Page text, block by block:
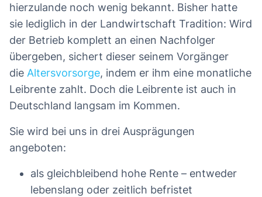
hierzulande noch wenig bekannt. Bisher hatte
sie lediglich in der Landwirtschaft Tradition: Wird
der Betrieb komplett an einen Nachfolger
übergeben, sichert dieser seinem Vorgänger
die Altersvorsorge, indem er ihm eine monatliche
Leibrente zahlt. Doch die Leibrente ist auch in
Deutschland langsam im Kommen.
Sie wird bei uns in drei Ausprägungen
angeboten:
als gleichbleibend hohe Rente – entweder
lebenslang oder zeitlich befristet